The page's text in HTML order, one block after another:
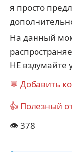
я просто
На данный
НЕ вздумайте
💬 Добавить
👍 Полезный
👁️378